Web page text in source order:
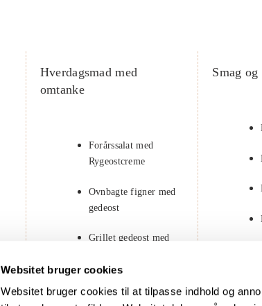
Websitet bruger cookies
Websitet bruger cookies til at tilpasse indhold og
Hverdagsmad med
omtanke
Forårssalat med
Rygeostcreme
Ovnbagte figner med
gedeost
Grillet gedeost med
Smag og